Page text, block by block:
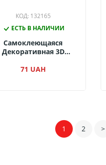
КОД: 132165
ЕСТЬ В НАЛИЧИИ
Самоклеющаяся
Декоративная 3D
Кирпич 700x770x4
71 UAH
1 2 >